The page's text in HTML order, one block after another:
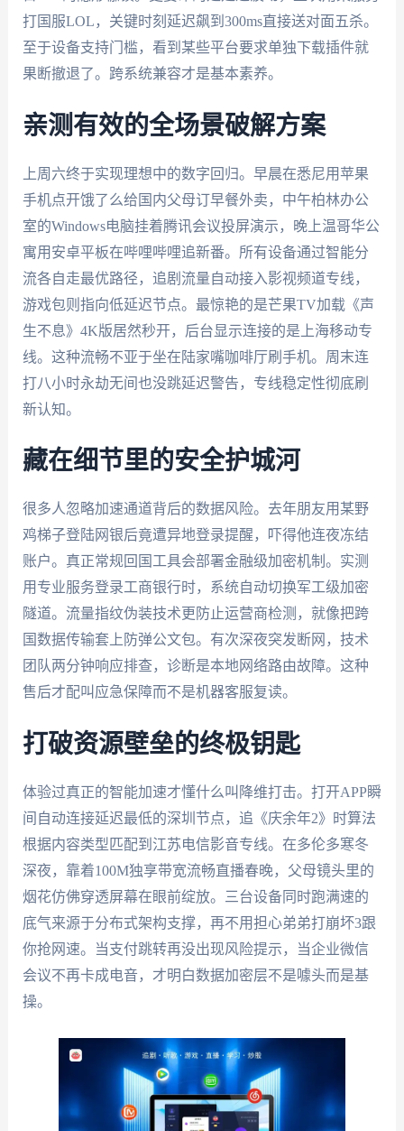
打国服LOL，关键时刻延迟飙到300ms直接送对面五杀。
至于设备支持门槛，看到某些平台要求单独下载插件就
果断撤退了。跨系统兼容才是基本素养。
亲测有效的全场景破解方案
上周六终于实现理想中的数字回归。早晨在悉尼用苹果
手机点开饿了么给国内父母订早餐外卖，中午柏林办公
室的Windows电脑挂着腾讯会议投屏演示，晚上温哥华公
寓用安卓平板在哔哩哔哩追新番。所有设备通过智能分
流各自走最优路径，追剧流量自动接入影视频道专线，
游戏包则指向低延迟节点。最惊艳的是芒果TV加载《声
生不息》4K版居然秒开，后台显示连接的是上海移动专
线。这种流畅不亚于坐在陆家嘴咖啡厅刷手机。周末连
打八小时永劫无间也没跳延迟警告，专线稳定性彻底刷
新认知。
藏在细节里的安全护城河
很多人忽略加速通道背后的数据风险。去年朋友用某野
鸡梯子登陆网银后竟遭异地登录提醒，吓得他连夜冻结
账户。真正常规回国工具会部署金融级加密机制。实测
用专业服务登录工商银行时，系统自动切换军工级加密
隧道。流量指纹伪装技术更防止运营商检测，就像把跨
国数据传输套上防弹公文包。有次深夜突发断网，技术
团队两分钟响应排查，诊断是本地网络路由故障。这种
售后才配叫应急保障而不是机器客服复读。
打破资源壁垒的终极钥匙
体验过真正的智能加速才懂什么叫降维打击。打开APP瞬
间自动连接延迟最低的深圳节点，追《庆余年2》时算法
根据内容类型匹配到江苏电信影音专线。在多伦多寒冬
深夜，靠着100M独享带宽流畅直播春晚，父母镜头里的
烟花仿佛穿透屏幕在眼前绽放。三台设备同时跑满速的
底气来源于分布式架构支撑，再不用担心弟弟打崩坏3跟
你抢网速。当支付跳转再没出现风险提示，当企业微信
会议不再卡成电音，才明白数据加密层不是噱头而是基
操。